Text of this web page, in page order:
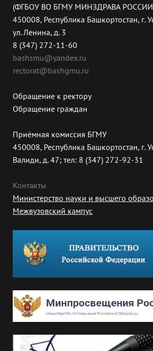
(ФГБОУ ВО БГМУ МИНЗДРАВА
450008, Республика Башкортостан, г.
ул. Ленина, д. 3
8 (347) 272-11-60
bashsmu@yandex.ru
rectorat@bashgmu.ru
Обращение к ректору
Обращение граждан
Приёмная комиссия БГМУ
450008, Республика Башкортостан, г.
Валиди, д. 47; тел: 8 (347) 272-92-31
Контакты
Министерство науки и высшего
Межвузовский кампус